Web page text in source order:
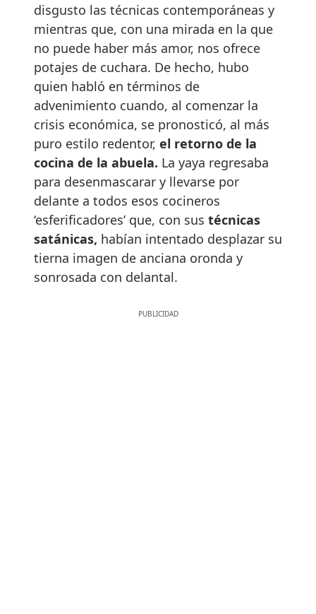
disgusto las técnicas contemporáneas y
mientras que, con una mirada en la que
no puede haber más amor, nos ofrece
potajes de cuchara. De hecho, hubo
quien habló en términos de
advenimiento cuando, al comenzar la
crisis económica, se pronosticó, al más
puro estilo redentor, el retorno de la
cocina de la abuela. La yaya regresaba
para desenmascarar y llevarse por
delante a todos esos cocineros
‘esferificadores’ que, con sus técnicas
satánicas, habían intentado desplazar su
tierna imagen de anciana oronda y
sonrosada con delantal.